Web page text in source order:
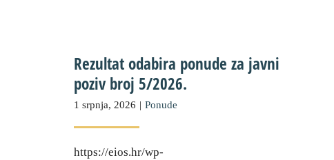
Rezultat odabira ponude za javni
poziv broj 5/2026.
1 srpnja, 2026 | Ponude
https://eios.hr/wp-